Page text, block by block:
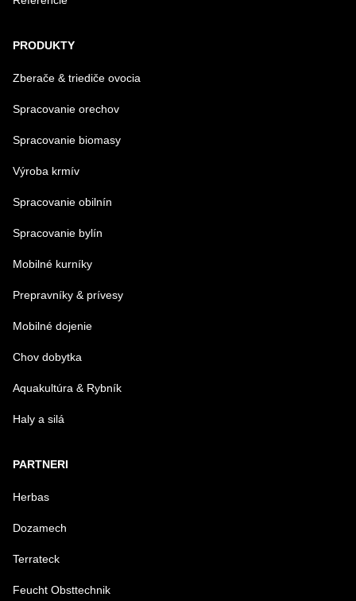
PRODUKTY
Zberače & triediče ovocia
Spracovanie orechov
Spracovanie biomasy
Výroba krmív
Spracovanie obilnín
Spracovanie bylín
Mobilné kurníky
Prepravníky & prívesy
Mobilné dojenie
Chov dobytka
Aquakultúra & Rybník
Haly a silá
PARTNERI
Herbas
Dozamech
Terrateck
Feucht Obsttechnik